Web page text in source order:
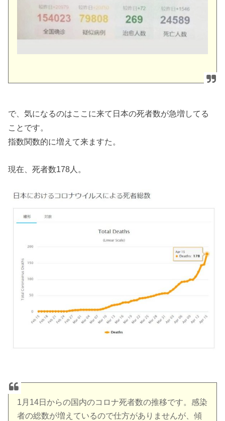
で、気になるのはここに来て日本の死者数が急増してる
ことです。
指数関数的に増えて来ますた。
現在、死者数178人。
1月14日からの国内のコロナ死者数の推移です。感染
者の総数が増えているので仕方がありませんが、傾